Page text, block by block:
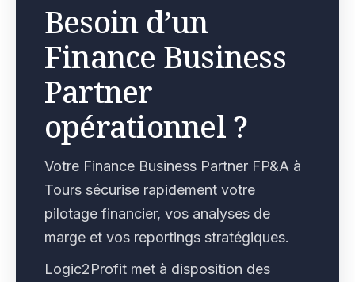
Besoin d’un
Finance Business
Partner
opérationnel ?
Votre Finance Business Partner FP&A à
Tours sécurise rapidement votre
pilotage financier, vos analyses de
marge et vos reportings stratégiques.
Logic2Profit met à disposition des